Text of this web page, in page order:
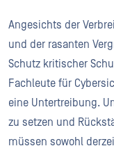
Angesichts der
und der rasanten
Schutz kritischer
Fachleute für
eine Untertreibung.
zu setzen und
müssen sowohl